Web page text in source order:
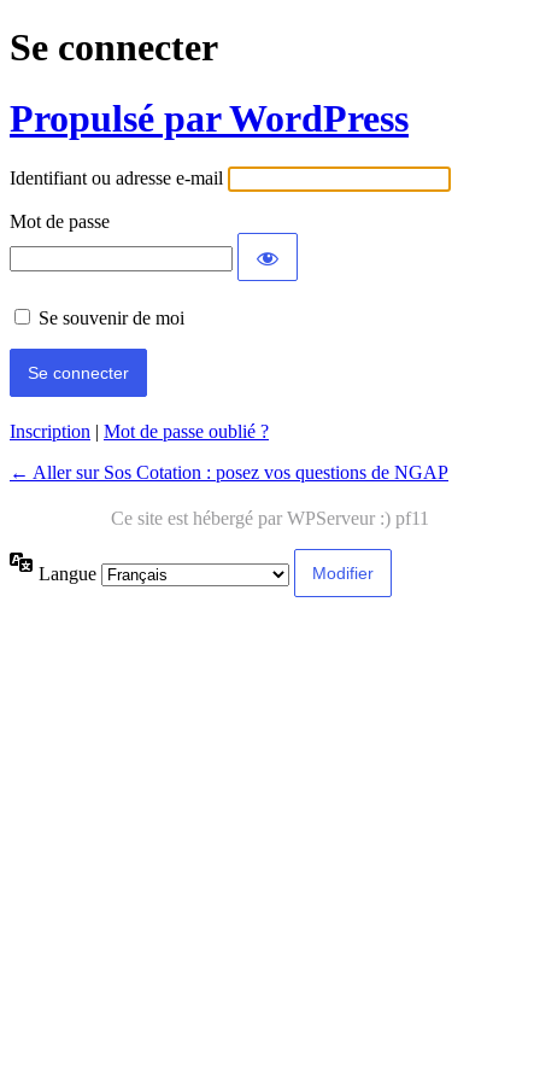
Se connecter
Propulsé par WordPress
Identifiant ou adresse e-mail
Mot de passe
Se souvenir de moi
Inscription | Mot de passe oublié ?
← Aller sur Sos Cotation : posez vos questions de NGAP
Langue